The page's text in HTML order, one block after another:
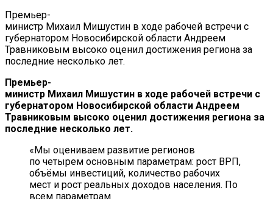
Премьер-
министр Михаил Мишустин в ходе рабочей встречи с
губернатором Новосибирской области Андреем
Травниковым высоко оценил достижения региона за
последние несколько лет.
Премьер-
министр Михаил Мишустин в ходе рабочей встречи с
губернатором Новосибирской области Андреем
Травниковым высоко оценил достижения региона за
последние несколько лет.
«Мы оцениваем развитие регионов
по четырем основным параметрам: рост ВРП,
объёмы инвестиций, количество рабочих
мест и рост реальных доходов населения. По
всем параметрам